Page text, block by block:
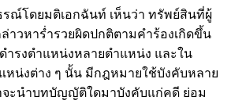
ณ์โดยมติเอกฉันท์ เห็นว่า ทรัพย์สินที่ผู้
าวหาร่ำรวยผิดปกติตามคําร้องเกิดขึ้น
ารงตําแหน่งหลายตําแหน่ง และใน
หน่งต่าง ๆ นั้น มีกฎหมายใช้บังคับหลาย
ะนําบทบัญญัติใดมาบังคับแก่คดี ย่อม